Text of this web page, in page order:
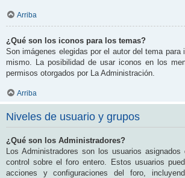
Arriba
¿Qué son los iconos para los temas?
Son imágenes elegidas por el autor del tema para
mismo. La posibilidad de usar iconos en los
permisos otorgados por La Administración.
Arriba
Niveles de usuario y grupos
¿Qué son los Administradores?
Los Administradores son los usuarios
control sobre el foro entero. Estos usuarios
acciones y configuraciones del foro,